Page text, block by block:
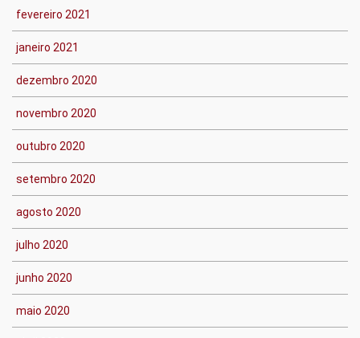
fevereiro 2021
janeiro 2021
dezembro 2020
novembro 2020
outubro 2020
setembro 2020
agosto 2020
julho 2020
junho 2020
maio 2020